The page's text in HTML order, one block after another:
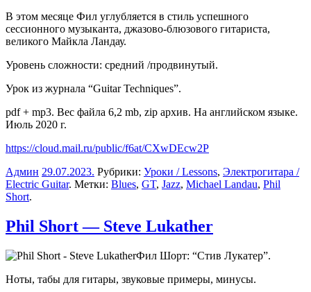
В этом месяце Фил углубляется в стиль успешного
сессионного музыканта, джазово-блюзового гитариста,
великого Майкла Ландау.
Уровень сложности: средний /продвинутый.
Урок из журнала “Guitar Techniques”.
pdf + mp3. Вес файла 6,2 mb, zip архив. На английском языке.
Июль 2020 г.
https://cloud.mail.ru/public/f6at/CXwDEcw2P
Админ 29.07.2023. Рубрики: Уроки / Lessons, Электрогитара /
Electric Guitar. Метки: Blues, GT, Jazz, Michael Landau, Phil
Short.
Phil Short — Steve Lukather
Фил Шорт: “Стив Лукатер”.
Ноты, табы для гитары, звуковые примеры, минусы.